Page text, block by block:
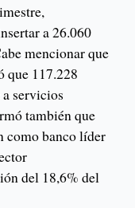
a 26.060
mencionar que
que 117.228
servicios
también que
como banco líder
del 18,6% del